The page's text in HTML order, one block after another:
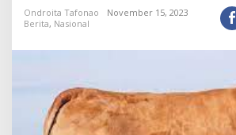
n
e
a
k
Ondroita Tafonao
November 15, 2023
Berita, Nasional